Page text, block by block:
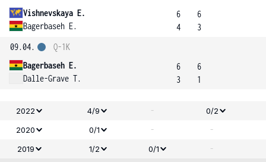
Vishnevskaya E.
Bagerbaseh E.
6
4
6
3
09.04.
Bagerbaseh E.
Dalle-Grave T.
Q-1K
6
3
6
1
2022 4/9 - 0/2
2020
0/1 - -
2019 1/2 0/1
-